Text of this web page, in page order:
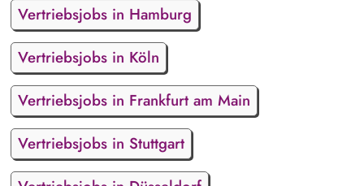
Vertriebsjobs in Hamburg
Vertriebsjobs in Köln
Vertriebsjobs in Frankfurt am Main
Vertriebsjobs in Stuttgart